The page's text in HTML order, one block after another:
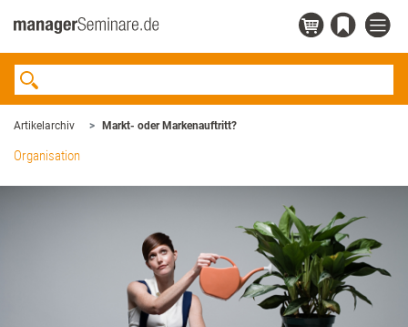
Artikelarchiv Markt- oder Markenauftritt?
Organisation